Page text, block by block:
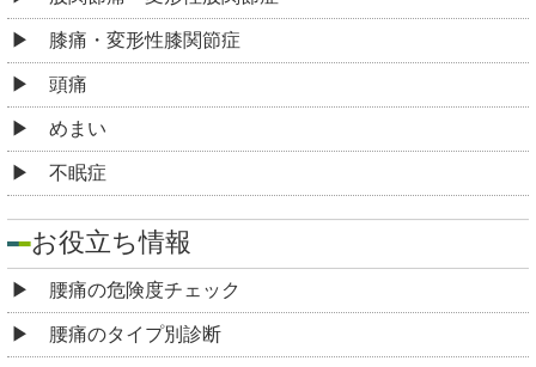
膝痛・変形性膝関節症
頭痛
めまい
不眠症
お役立ち情報
腰痛の危険度チェック
腰痛のタイプ別診断